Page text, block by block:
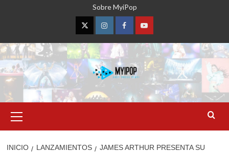
Sobre MyiPop
TwitterInstagramFacebookYouTube
primario
INICIO LANZAMIENTOS
JAMES ARTHUR PRESENTA SU